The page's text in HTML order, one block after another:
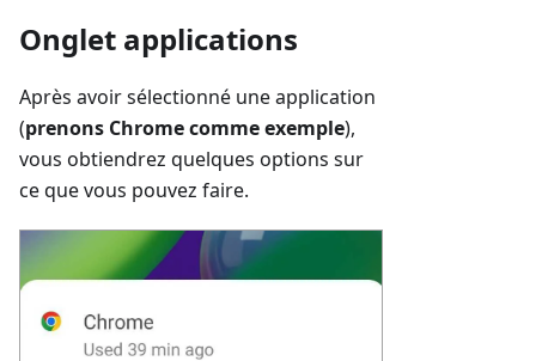
Onglet applications
Après avoir sélectionné une application
(prenons Chrome comme exemple),
vous obtiendrez quelques options sur
ce que vous pouvez faire.